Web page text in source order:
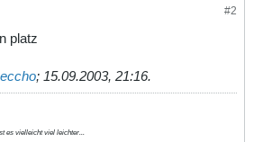
#2
platz
; 15.09.2003, 21:16.
es vielleicht viel leichter...